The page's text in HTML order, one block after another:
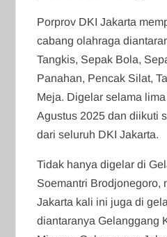
Porprov DKI Jakarta
cabang olahraga
Tangkis, Sepak Bola,
Panahan, Pencak Silat,
Meja. Digelar selama
Agustus 2025 dan diikuti
dari seluruh DKI Jakarta.
Tidak hanya digelar di
Soemantri Brodjonegoro,
Jakarta kali ini juga di
diantaranya Gelanggang